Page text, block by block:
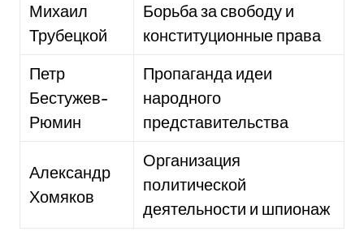
Михаил
Трубецкой
Борьба за свободу и
конституционные права
Петр
Бестужев-
Рюмин
Пропаганда идеи
народного
представительства
Александр
Хомяков
Организация
политической
деятельности и шпионаж